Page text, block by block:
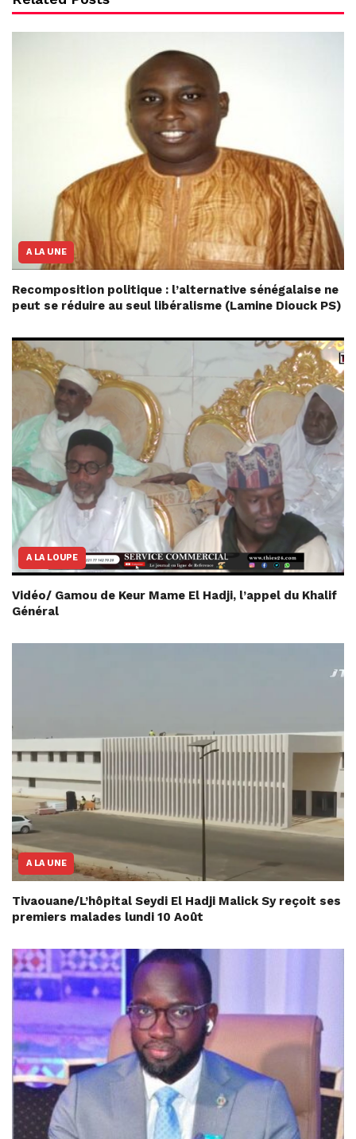
A LA UNE
Recomposition politique : l’alternative sénégalaise ne
peut se réduire au seul libéralisme (Lamine Diouck PS)
A LA LOUPE
Vidéo/ Gamou de Keur Mame El Hadji, l’appel du Khalif
Général
A LA UNE
Tivaouane/L’hôpital Seydi El Hadji Malick Sy reçoit ses
premiers malades lundi 10 Août